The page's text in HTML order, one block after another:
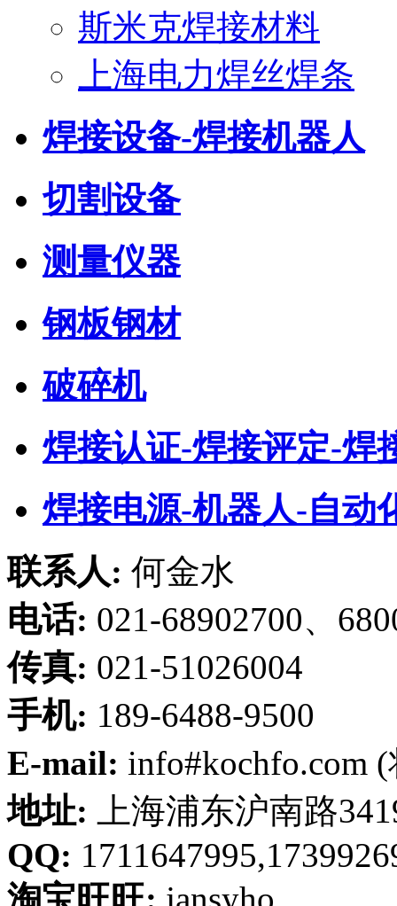
斯米克焊接材料
上海电力焊丝焊条
焊接设备-焊接机器人
切割设备
测量仪器
钢板钢材
破碎机
焊接认证-焊接评定-焊
焊接电源-机器人-自动
联系人: 何金水
电话: 021-68902700、
传真: 021-51026004
手机: 189-6488-9500
E-mail: info#kochfo.com
地址: 上海浦东沪南路
QQ: